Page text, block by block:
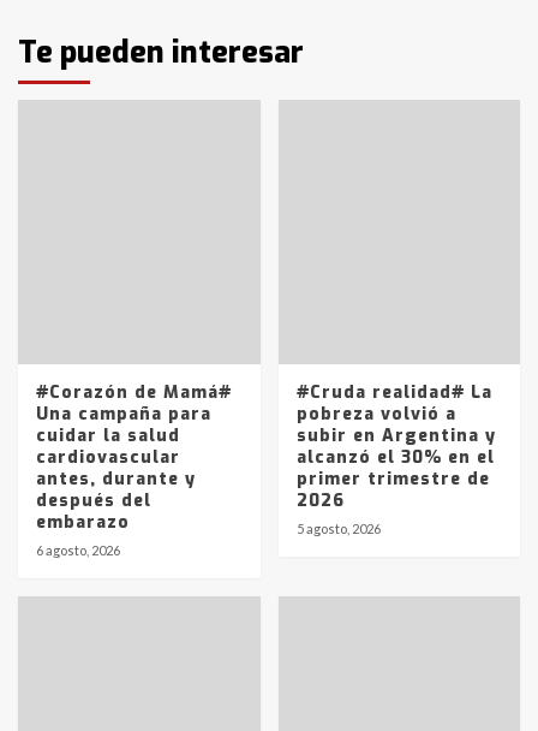
6
de la provincia
T.Lauquen: tres jóvenes que
2
14 allanamientos con Gendarmería
en T.Lauquen, Pehuajó y Carlos
Casares
Identidad de los adolescentes
pampeanos que fueron
Te pueden interesar
#Corazón de Mamá#
Una campaña para
cuidar la salud
cardiovascular
antes, durante y
después del
embarazo
6 agosto, 2026
#Cruda realidad# La
pobreza volvió a
subir en Argentina y
alcanzó el 30% en el
primer trimestre de
2026
5 agosto, 2026